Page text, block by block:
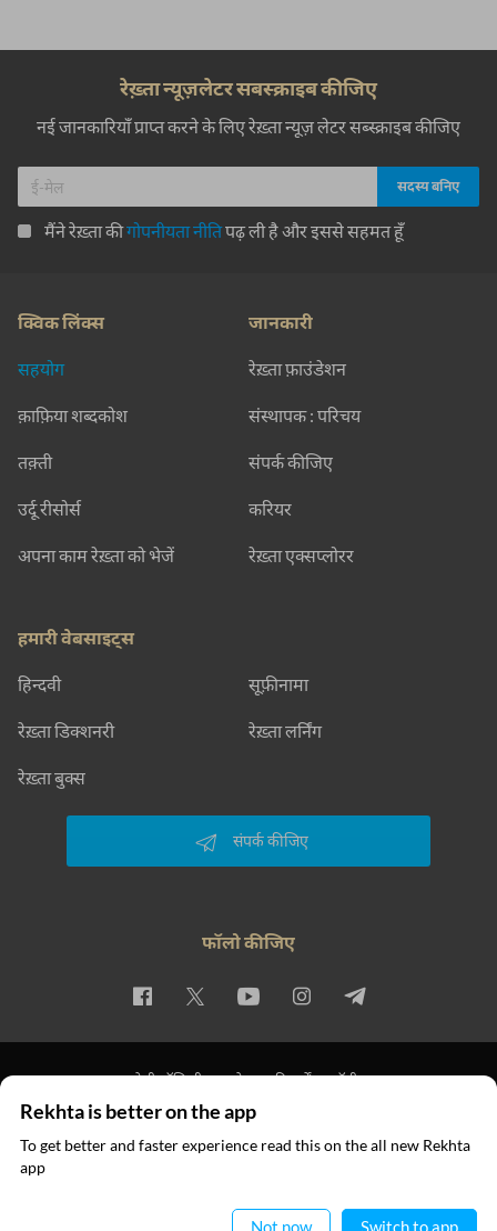
रेख़्ता न्यूज़लेटर सबस्क्राइब कीजिए
नई जानकारियाँ प्राप्त करने के लिए रेख़्ता न्यूज़ लेटर सब्स्क्राइब कीजिए
मैंने रेख़्ता कीगोपनीयता नीतिपढ़ ली है और इससे सहमत हूँ
क्विक लिंक्स
सहयोग
क़ाफ़िया शब्दकोश
तक़्ती
उर्दू रीसोर्स
अपना काम रेख़्ता को भेजें
जानकारी
रेख़्ता फ़ाउंडेशन
संस्थापक : परिचय
संपर्क कीजिए
करियर
रेख़्ता एक्सप्लोरर
हमारी वेबसाइट्स
हिन्दवी सूफ़ीनामा
रेख़्ता डिक्शनरी रेख़्ता लर्निंग
रेख़्ता बुक्स
संपर्क कीजिए
फॉलो कीजिए
प्राइवेसी पॉलिसी इस्तेमाल की शर्तें कॉपीराइट
© 2026 Rekhta™ Foundation. All rights reserved.
Rekhta is better on the app
To get better and faster experience read this on the all new Rekhta
app
Not now Switch to app